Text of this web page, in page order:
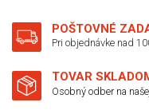
POŠTOVNÉ
Pri objednávke nad
TOVAR
Osobný odber na